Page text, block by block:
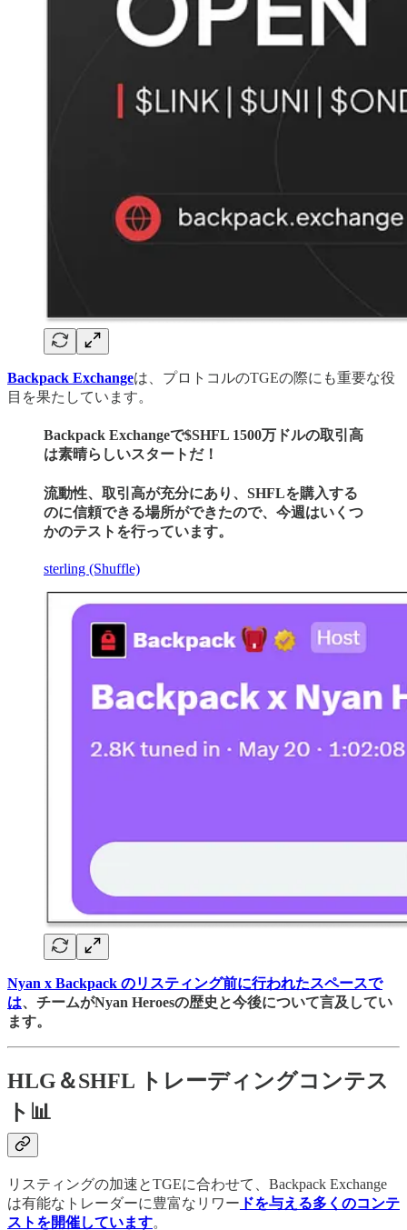
Backpack Exchangeは、プロトコルのTGEの際にも重要な役
目を果たしています。
Backpack Exchangeで$SHFL 1500万ドルの取引高
は素晴らしいスタートだ！
流動性、取引高が充分にあり、SHFLを購入する
のに信頼できる場所ができたので、今週はいくつ
かのテストを行っています。
sterling (Shuffle)
Nyan x Backpack のリスティング前に行われたスペースで
は、チームがNyan Heroesの歴史と今後について言及してい
ます。
HLG＆SHFL トレーディングコンテス
ト📊
リスティングの加速とTGEに合わせて、Backpack Exchange
は有能なトレーダーに豊富なリワー ドを与える多くのコンテ
ストを開催しています。